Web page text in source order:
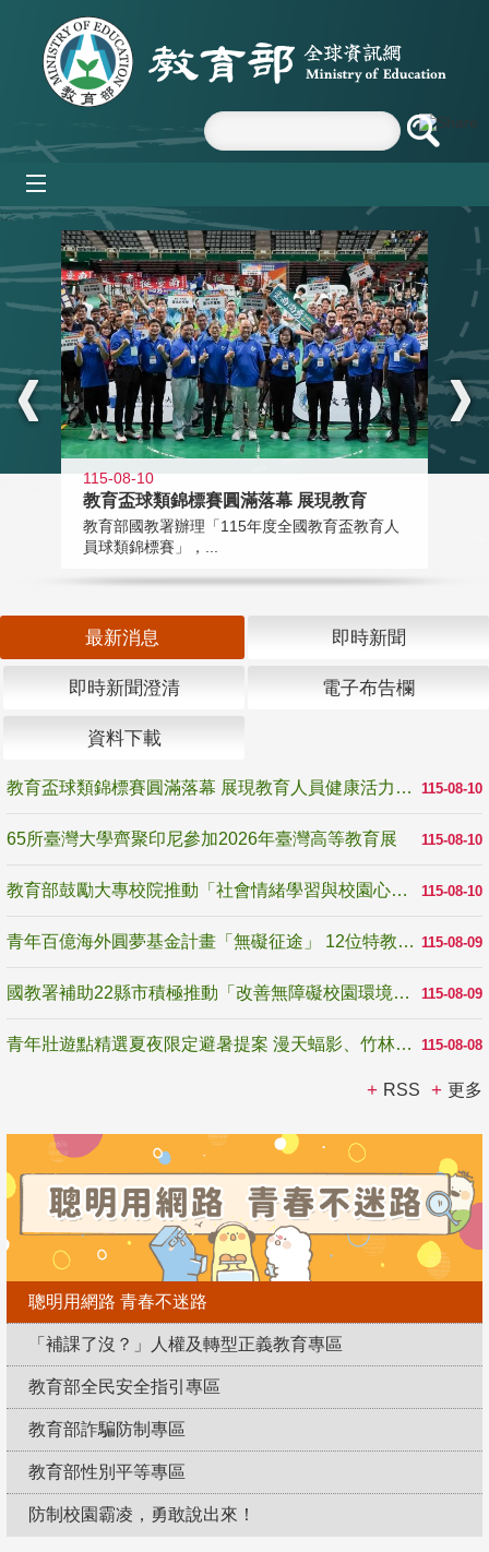
跳到主要內容區塊
:::
115-08-10
教育盃球類錦標賽圓滿落幕 展現教育
教育部國教署辦理「115年度全國教育盃教育人
員球類錦標賽」，...
最新消息 即時新聞
即時新聞澄清 電子布告欄
資料下載
115-08-10
教育盃球類錦標賽圓滿落幕 展現教育人員健康活力與團隊精神
115-08-10
65所臺灣大學齊聚印尼參加2026年臺灣高等教育展
115-08-10
教育部鼓勵大專校院推動「社會情緒學習與校園心理健康促進計畫」 培育校園「心」韌性
115-08-09
青年百億海外圓夢基金計畫「無礙征途」 12位特教與弱勢青年勇闖西班牙 跨越感官限制見證生命蛻變
115-08-09
國教署補助22縣市積極推動「改善無障礙校園環境計畫」 打造友善、安全、無礙學習空間
115-08-08
青年壯遊點精選夏夜限定避暑提案 漫天蝠影、竹林尋蛙、茶香夜觀 邀青年暮色出發
RSS 更多
聰明用網路 青春不迷路
「補課了沒？」人權及轉型正義教育專區
教育部全民安全指引專區
教育部詐騙防制專區
教育部性別平等專區
防制校園霸凌，勇敢說出來！